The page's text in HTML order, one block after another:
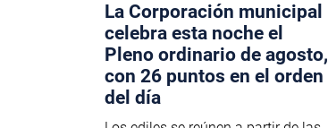
La Corporación municipal
celebra esta noche el
Pleno ordinario de agosto,
con 26 puntos en el orden
del día